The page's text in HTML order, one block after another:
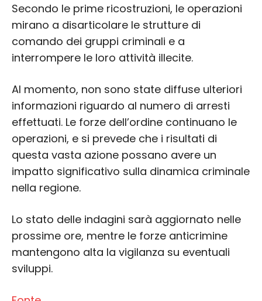
Secondo le prime ricostruzioni, le operazioni
mirano a disarticolare le strutture di
comando dei gruppi criminali e a
interrompere le loro attività illecite.
Al momento, non sono state diffuse ulteriori
informazioni riguardo al numero di arresti
effettuati. Le forze dell’ordine continuano le
operazioni, e si prevede che i risultati di
questa vasta azione possano avere un
impatto significativo sulla dinamica criminale
nella regione.
Lo stato delle indagini sarà aggiornato nelle
prossime ore, mentre le forze anticrimine
mantengono alta la vigilanza su eventuali
sviluppi.